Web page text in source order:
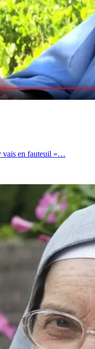
vais en fauteuil »…